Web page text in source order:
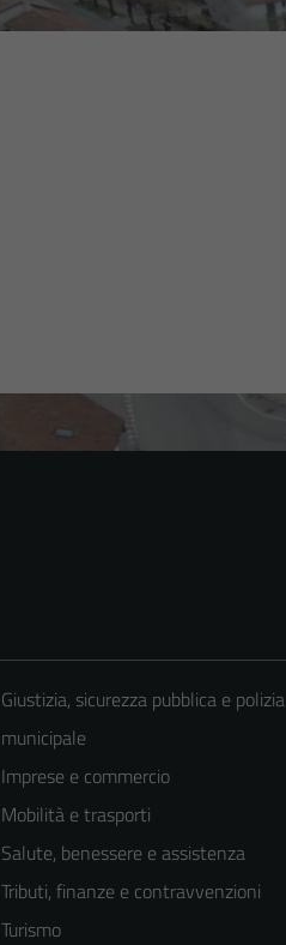
Giustizia, sicurezza pubblica e polizia
municipale
Imprese e commercio
Mobilità e trasporti
Salute, benessere e assistenza
Tributi, finanze e contravvenzioni
Turismo